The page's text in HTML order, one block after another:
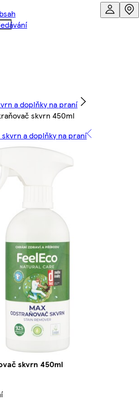
a doplňky na praní
skvrn 450ml
a doplňky na praní
skvrn 450ml